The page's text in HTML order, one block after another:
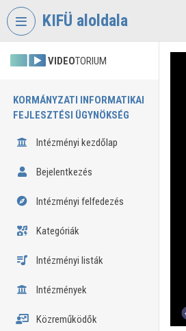
Fejléc kihagyása
KIFÜ aloldala
VIDEOTORIUM
KORMÁNYZATI INFORMATIKAI
FEJLESZTÉSI ÜGYNÖKSÉG
Intézményi kezdőlap
Bejelentkezés
Intézményi felfedezés
Kategóriák
Intézményi listák
Intézmények
Közreműködők